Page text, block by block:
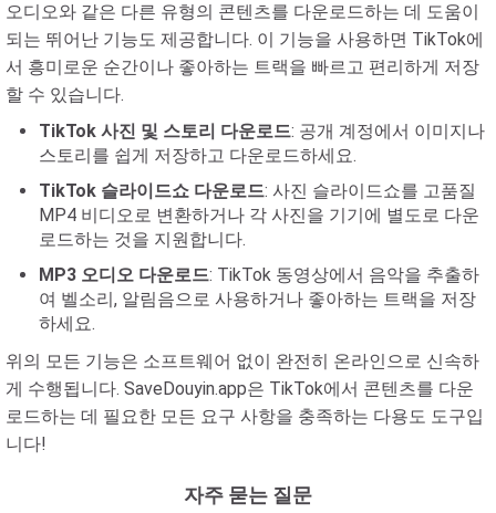
오디오와 같은 다른 유형의 콘텐츠를 다운로드하는 데 도움이
되는 뛰어난 기능도 제공합니다. 이 기능을 사용하면 TikTok에
서 흥미로운 순간이나 좋아하는 트랙을 빠르고 편리하게 저장
할 수 있습니다.
TikTok 사진 및 스토리 다운로드: 공개 계정에서 이미지나
스토리를 쉽게 저장하고 다운로드하세요.
TikTok 슬라이드쇼 다운로드: 사진 슬라이드쇼를 고품질
MP4 비디오로 변환하거나 각 사진을 기기에 별도로 다운
로드하는 것을 지원합니다.
MP3 오디오 다운로드: TikTok 동영상에서 음악을 추출하
여 벨소리, 알림음으로 사용하거나 좋아하는 트랙을 저장
하세요.
위의 모든 기능은 소프트웨어 없이 완전히 온라인으로 신속하
게 수행됩니다. SaveDouyin.app은 TikTok에서 콘텐츠를 다운
로드하는 데 필요한 모든 요구 사항을 충족하는 다용도 도구입
니다!
자주 묻는 질문